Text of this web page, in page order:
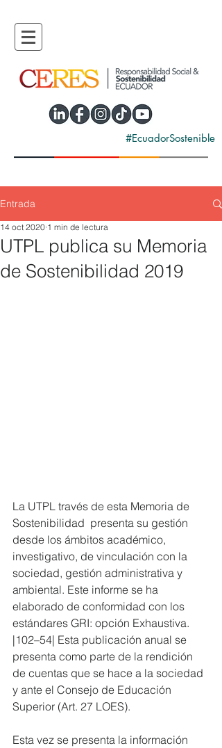
#EcuadorSostenible
Entrada
UTPL publica su Memoria
de Sostenibilidad 2019
14 oct 2020 1 min de lectura
La UTPL través de esta Memoria de
Sostenibilidad  presenta su gestión
desde los ámbitos académico,
investigativo, de vinculación con la
sociedad, gestión administrativa y
ambiental. Este informe se ha
elaborado de conformidad con los
estándares GRI: opción Exhaustiva.
|102–54| Esta publicación anual se
presenta como parte de la rendición
de cuentas que se hace a la sociedad
y ante el Consejo de Educación
Superior (Art. 27 LOES).
Esta vez se presenta la información